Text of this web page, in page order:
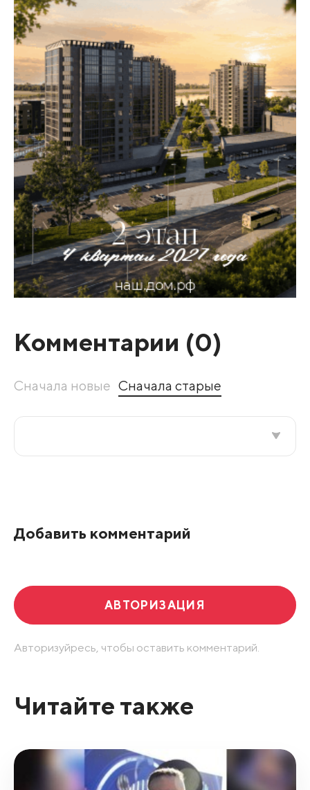
Комментарии (0)
Сначала новые Сначала старые
Добавить комментарий
АВТОРИЗАЦИЯ
Авторизуйресь, чтобы оставить комментарий.
Читайте также